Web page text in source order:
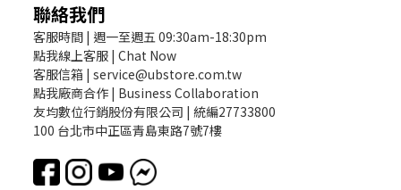
聯絡我們
客服時間 | 週一至週五 09:30am-18:30pm
點我線上客服 | Chat Now
客服信箱 | service@ubstore.com.tw
點我廠商合作 | Business Collaboration
友均數位行銷股份有限公司 | 統編27733800
100 台北市中正區青島東路7號7樓